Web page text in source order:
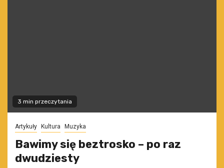
3 min przeczytania
Artykuły Kultura Muzyka
Bawimy się beztrosko – po raz
dwudziesty